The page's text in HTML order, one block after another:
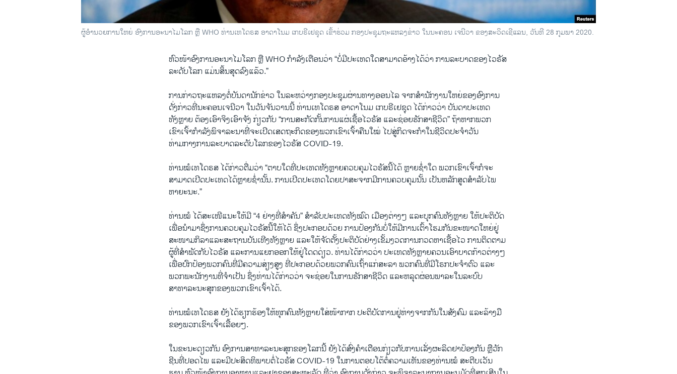
ຜູ້ອຳນວຍການໃຫຍ່ ອົງການອະນາໄມໂລກ ຫຼື WHO ທ່ານເທໂດຣສ ອາດາໂນມ ເກບຣີເຢຊຸດ ເຂົ້າຮ່ວມ ກອງປະຊຸມຖະແຫລງຂ່າວ ໃນນະຄອນ ເຈນີວາ ຂອງສະວິດເຊີແລນ, ວັນທີ 28 ກຸມພາ 2020.
ຫົວໜ້າອົງການອະນາໄມໂລກ ຫຼື WHO ກຳລັງເຕືອນວ່າ “ບໍ່ມີປະເທດໃດສາມາດອ້າງໄດ້ວ່າ ການລະບາດຂອງໄວຣັສ
ລະດັບໂລກ ແມ່ນສິ້ນສຸດລົງແລ້ວ.”
ການກ່າວຖະແຫລງຕໍ່ບັນດານັກຂ່າວ ໃນລະຫວ່າງກອງປະຊຸມຜ່ານທາງອອນໄລ ຈາກສຳນັກງານໃຫຍ່ຂອງອົງການ
ດັ່ງກ່າວທີ່ນະຄອນເຈນີວາ ໃນວັນຈັນວານນີ້ ທ່ານເທໂດຣສ ອາດາໂນມ ເກບຣີເຢຊຸດ ໄດ້ກ່າວວ່າ ບັນດາປະເທດ
ທັງຫຼາຍ ຕ້ອງເອົາຈິງເອົາຈັງ ກ່ຽວກັບ “ການສະກັດກັ້ນການແຜ່ເຊື້ອໄວຣັສ ແລະຊ່ອຍຮັກສາຊີວິດ” ຖ້າຫາກພວກ
ເຂົາເຈົ້າກຳລັງພິຈາລະນາທີ່ຈະເປີດເສດຖະກິດຂອງພວກເຂົາເຈົ້າຄືນໃໝ່ ໄປສູ່ກິດຈະກຳໃນຊີວິດປະຈຳວັນ
ທ່າມກາງການລະບາດລະດັບໂລກຂອງໄວຣັສ COVID-19.
ທ່ານໝໍເທໂດຣສ ໄດ້ກ່າວຕື່ມວ່າ “ຕາບໃດທີ່ປະເທດທັງຫຼາຍຄວບຄຸມໄວຣັສນີ້ໄດ້ ຫຼາຍຊ່ຳໃດ ພວກເຂົາເຈົ້າກໍຈະ
ສາມາດເປີດປະເທດໄດ້ຫຼາຍຊ່ຳນັ້ນ. ການເປີດປະເທດໂດຍປາສະຈາກມີການຄວບຄຸມນັ້ນ ເປັນຫລັກສູດສຳລັບໄພ
ຫາຍະນະ.”
ທ່ານໝໍ ໄດ້ສະເໜີແນະໃຫ້ມີ “4 ຢ່າງທີ່ສຳຄັນ” ສຳລັບປະເທດທັງໝົດ ເມືອງຕ່າງໆ ແລະບຸກຄົນທັງຫຼາຍ ໃຫ້ປະຕິບັດ
ເພື່ອນຳມາຊຶ່ງການຄວບຄຸມໄວຣັສນີ້ໃຫ້ໄດ້ ຊຶ່ງປະກອບດ້ວຍ ການປ້ອງກັນບໍ່ໃຫ້ມີການເຕົ້າໂຮມກັນຂະໜາດໃຫຍ່ຢູ່
ສະໜາມກິລາແລະສະຖານບັນເທີງທັງຫຼາຍ ແລະໃຫ້ຈັດຕັ້ງປະຕິບັດຢ່າງເຂັ້ມງວດການກວດຫາເຊື້ອໄວ ການຕິດຕາມ
ຜູ້ທີ່ສຳພັດກັບໄວຣັສ ແລະການແຍກອອກໃຫ້ຢູ່ໂດດດ່ຽວ. ທ່ານໄດ້ກ່າວວ່າ ປະເທດທັງຫຼາຍຄວນເອົາບາດກ້າວຕ່າງໆ
ເພື່ອປົກປ້ອງພວກຄົນທີ່ມີຄວາມສ່ຽງສູງ ທີ່ປະກອບດ້ວຍພວກຄົນເຖົ້າແກ່ສະລາ ພວກຄົນທີ່ມີໂຣກປະຈຳຕົວ ແລະ
ພວກພະນັກງານທີ່ຈຳເປັນ ຊຶ່ງທ່ານໄດ້ກ່າວວ່າ ຈະຊ່ອຍໃນການຮັກສາຊີວິດ ແລະຫລຸດຜ່ອນພາລະໃນລະບົບ
ສາທາລະນະສຸກຂອງພວກເຂົາເຈົ້າໄດ້.
ທ່ານໝໍເທໂດຣສ ຍັງໄດ້ຮຽກຮ້ອງໃຫ້ທຸກຄົນທັງຫຼາຍໃສ່ໜ້າກາກ ປະຕິບັດການຢູ່ຫ່າງຈາກກັນໃນສັງຄົມ ແລະລ້າງມື
ຂອງພວກເຂົາເຈົ້າເລື້ອຍໆ.
ໃນຂະນະດຽວກັນ ອົງການສາທາລະນະສຸກຂອງໂລກນີ້ ຍັງໄດ້ສົ່ງຄຳເຕືອນກ່ຽວກັບການເລັ່ງຜະລິດຢາປ້ອງກັນ ຫຼືວັກ
ຊີນທີ່ປອດໄພ ແລະມີປະສິດທິພາບຕໍ່ໄວຣັສ COVID-19 ໃນການຕອບໂຕ້ຕໍ່ຄວາມເຫັນຂອງທ່ານໝໍ ສະຕີບເວັນ